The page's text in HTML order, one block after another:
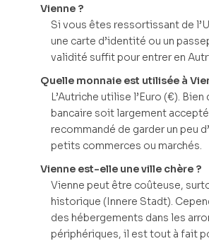
Vienne ?
Si vous êtes ressortissant de
une carte d’identité ou un
validité suffit pour entrer en
Quelle monnaie est utilisée à
L’Autriche utilise l’Euro (€). Bien
bancaire soit largement
recommandé de garder un peu
petits commerces ou marchés.
Vienne est-elle une ville chère ?
Vienne peut être coûteuse,
historique (Innere Stadt).
des hébergements dans les
périphériques, il est tout à fait